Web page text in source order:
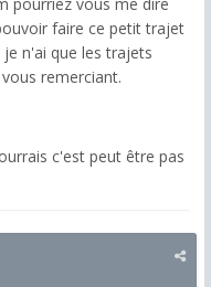
faire ce petit trajet
n'ai que les trajets
remerciant.
c'est peut être pas